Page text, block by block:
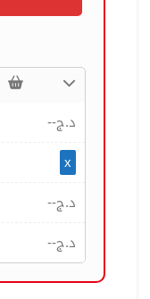
--د.ج
x
--د.ج
--د.ج